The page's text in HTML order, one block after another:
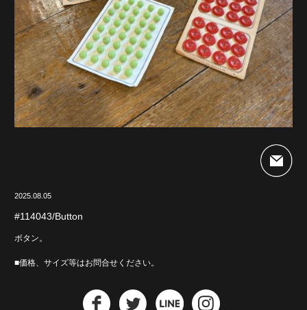
2025.08.05
#114043/Button
ボタン。
■価格、サイズ等はお問合せください。